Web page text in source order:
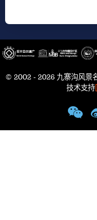
© 2002 - 2026 九寨沟风景
技术支持